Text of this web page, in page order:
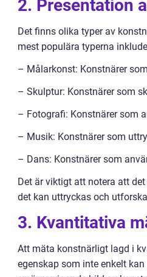
2. Presentation
Det finns olika typer av
mest populära typerna
– Målarkonst: Konstnärer
– Skulptur: Konstnärer som
– Fotografi: Konstnärer som
– Musik: Konstnärer som
– Dans: Konstnärer som
Det är viktigt att notera att
det kan uttryckas och
3. Kvantitativa
Att mäta konstnärligt lagd i
egenskap som inte enkelt